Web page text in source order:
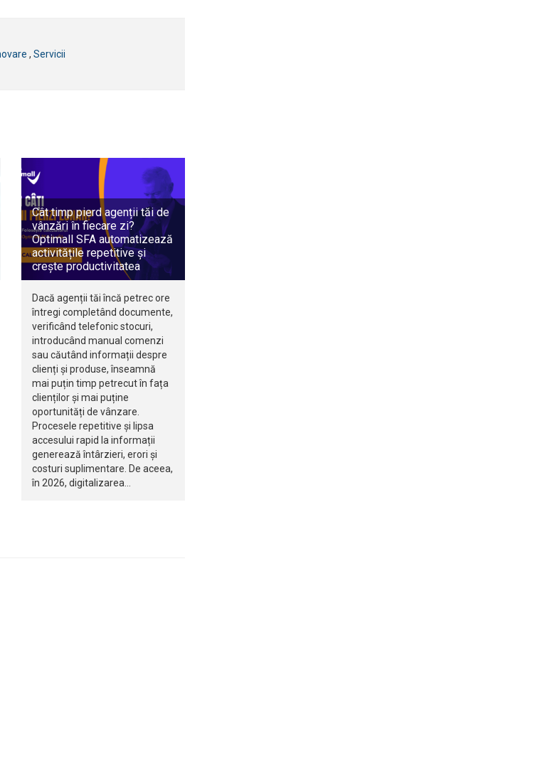
, Servicii
Cât timp pierd agenții tăi de
vânzări în fiecare zi?
Optimall SFA automatizează
activitățile repetitive și
crește productivitatea
Dacă agenții tăi încă petrec ore
întregi completând documente,
verificând telefonic stocuri,
introducând manual comenzi
sau căutând informații despre
clienți și produse, înseamnă
mai puțin timp petrecut în fața
clienților și mai puține
oportunități de vânzare.
Procesele repetitive și lipsa
accesului rapid la informații
generează întârzieri, erori și
costuri suplimentare. De aceea,
în 2026, digitalizarea…